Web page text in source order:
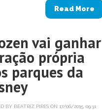
Read More
vai ganhar
própria
parques da
BY BEATRIZ PIRES ON 17/06/2015, 09:31